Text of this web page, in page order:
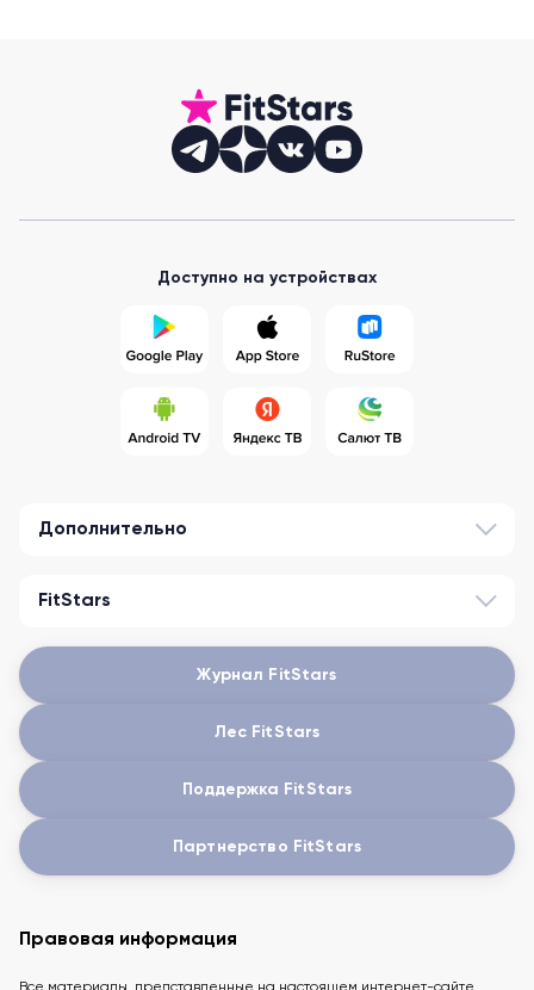
Доступно на устройствах
Дополнительно
FitStars
Журнал FitStars
Лес FitStars
Поддержка FitStars
Партнерство FitStars
Правовая информация